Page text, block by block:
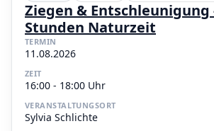
Ziegen & Entschleunigung
Stunden Naturzeit
TERMIN
11.08.2026
ZEIT
16:00 - 18:00 Uhr
VERANSTALTUNGSORT
Sylvia Schlichte